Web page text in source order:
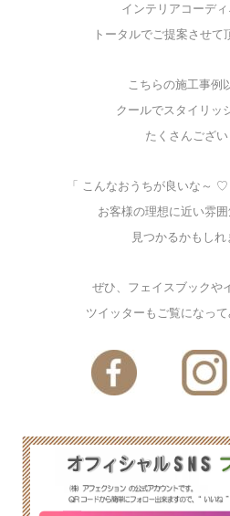
インテリアコーデ
トータルでご提案させて
こちらの施工事例
クールでスタイリッ
たくさんござい
「 こんなおうちが良いな～
お客様の理想に近い雰囲
見つかるかもしれ
ぜひ、フェイスブックや
ツイッターもご覧になっ